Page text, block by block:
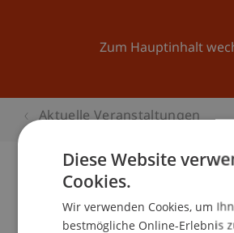
Zum Hauptinhalt
Aktuelle Veranstaltungen
Hochschul-Infotag
Diese Website
Cookies.
Wir verwenden Cookies, um
bestmögliche Online-Erlebnis